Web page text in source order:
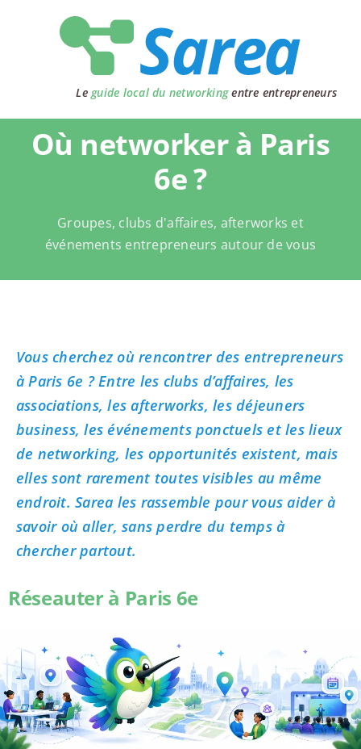
Le guide local du networkingentre entrepreneurs
Où networker à Paris
6e ?
Groupes, clubs d'affaires, afterworks et
événements entrepreneurs autour de vous
Vous cherchez où rencontrer des entrepreneurs
à Paris 6e ? Entre les clubs d’affaires, les
associations, les afterworks, les déjeuners
business, les événements ponctuels et les lieux
de networking, les opportunités existent, mais
elles sont rarement toutes visibles au même
endroit. Sarea les rassemble pour vous aider à
savoir où aller, sans perdre du temps à
chercher partout.
Réseauter à Paris 6e